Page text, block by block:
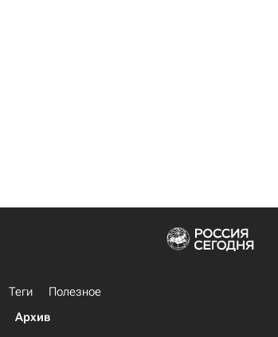
Теги
Полезное
Архив